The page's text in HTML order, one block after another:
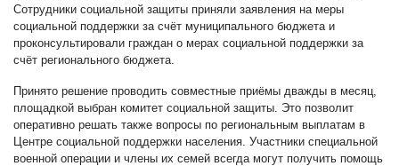
Сотрудники социальной защиты приняли заявления на меры
социальной поддержки за счёт муниципального бюджета и
проконсультировали граждан о мерах социальной поддержки за
счёт регионального бюджета.
Принято решение проводить совместные приёмы дважды в месяц,
площадкой выбран комитет социальной защиты. Это позволит
оперативно решать также вопросы по региональным выплатам в
Центре социальной поддержки населения. Участники специальной
военной операции и члены их семей всегда могут получить помощь